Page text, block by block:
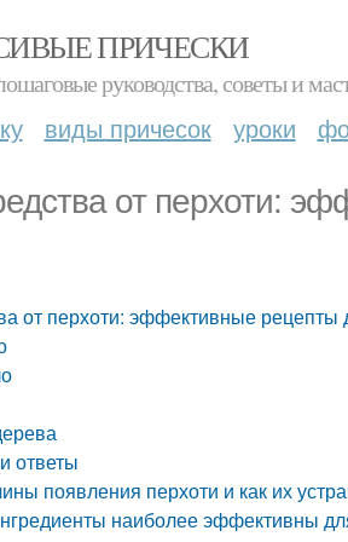
ПРИЧЕСКИ
руководства, советы и
виды причесок уроки
от перхоти:
от перхоти: эффективные рецепты
ответы
появления перхоти и как их
наиболее эффективны